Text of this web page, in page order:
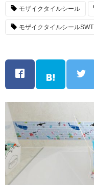
モザイクタイルシール
モザイクタイルシールSWT